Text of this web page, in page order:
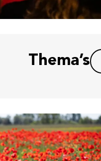
Thema’s